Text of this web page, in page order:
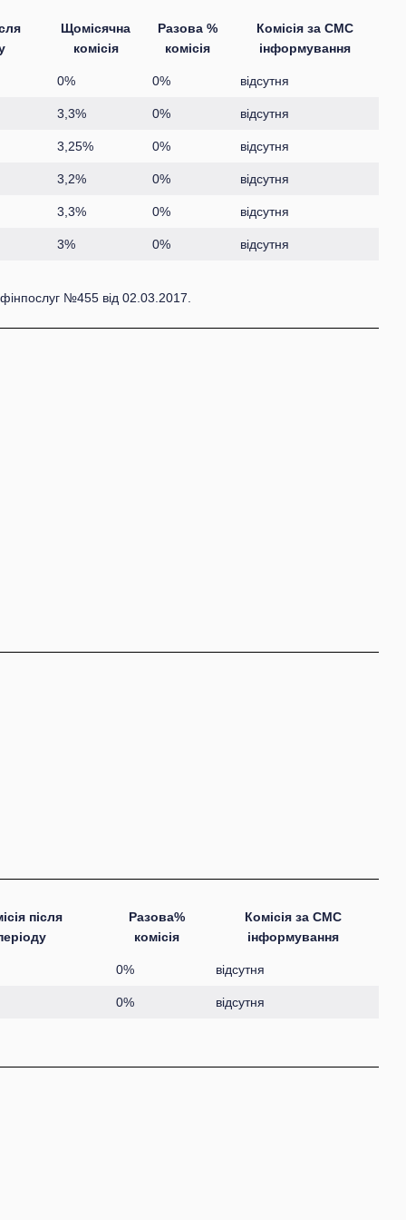
Щомісячна
комісія
Разова %
комісія
Комісія за СМС
інформування
0% 0% відсутня
3,3% 0% відсутня
3,25% 0% відсутня
3,2% 0% відсутня
3,3% 0% відсутня
3% 0% відсутня
№455 від 02.03.2017.
після
Разова%
комісія
Комісія за СМС
інформування
0% відсутня
0% відсутня